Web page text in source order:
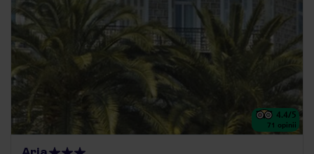
4.4/5
71 opinii